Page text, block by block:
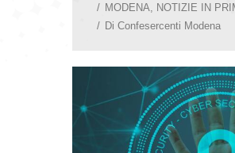
MODENA
NOTIZIE IN
Di Confesercenti Modena